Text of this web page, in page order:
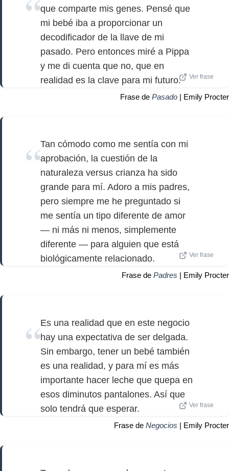
que comparte mis genes. Pensé que
mi bebé iba a proporcionar un
decodificador de la llave de mi
pasado. Pero entonces miré a Pippa
y me di cuenta que no, que en
realidad es la clave para mi futuro.
Ver frase
Frase de Pasado | Emily Procter
Tan cómodo como me sentía con mi
aprobación, la cuestión de la
naturaleza versus crianza ha sido
grande para mí. Adoro a mis padres,
pero siempre me he preguntado si
me sentía un tipo diferente de amor
— ni más ni menos, simplemente
diferente — para alguien que está
biológicamente relacionado.
Ver frase
Frase de Padres | Emily Procter
Es una realidad que en este negocio
hay una expectativa de ser delgada.
Sin embargo, tener un bebé también
es una realidad, y para mí es más
importante hacer leche que quepa en
esos diminutos pantalones. Así que
solo tendrá que esperar.
Ver frase
Frase de Negocios | Emily Procter